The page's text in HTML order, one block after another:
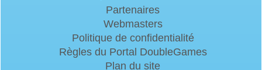
Partenaires
Webmasters
Politique de confidentialité
Règles du Portal DoubleGames
Plan du site